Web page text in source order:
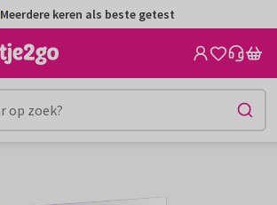
Meerdere keren als beste getest